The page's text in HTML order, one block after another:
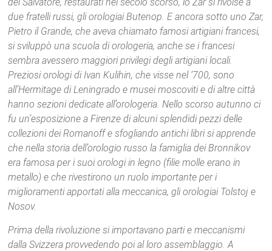
due fratelli russi, gli orologiai Butenop. E ancora sotto uno Zar,
Pietro il Grande, che aveva chiamato famosi artigiani francesi,
si sviluppò una scuola di orologeria, anche se i francesi
sembra avessero maggiori privilegi degli artigiani locali.
Preziosi orologi di Ivan Kulihin, che visse nel ‘700, sono
all’Hermitage di Leningrado e musei moscoviti e di altre città
hanno sezioni dedicate all’orologeria. Nello scorso autunno ci
fu un’esposizione a Firenze di alcuni splendidi pezzi delle
collezioni dei Romanoff e sfogliando antichi libri si apprende
che nella storia dell’orologio russo la famiglia dei Bronnikov
era famosa per i suoi orologi in legno (filie molle erano in
metallo) e che rivestirono un ruolo importante per i
miglioramenti apportati alla meccanica, gli orologiai Tolstoj e
Nosov.
Prima della rivoluzione si importavano parti e meccanismi
dalla Svizzera provvedendo poi al loro assemblaggio. A